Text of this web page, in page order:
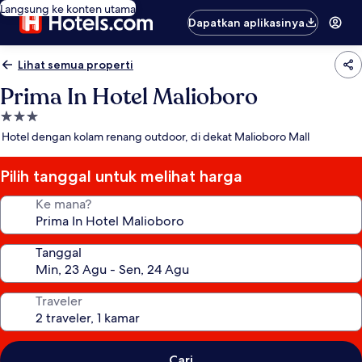
Langsung ke konten utama
Dapatkan aplikasinya
Lihat semua properti
Prima In Hotel Malioboro
Properti
bintang
Hotel dengan kolam renang outdoor, di dekat Malioboro Mall
Pilih tanggal untuk melihat harga
Ke mana?
Tanggal
Traveler